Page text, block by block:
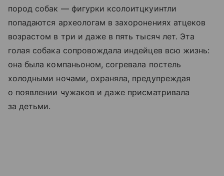
пород собак — фигурки кcoлоитцкуинтли
попадаются археологам в захоронениях атцеков
возрастом в три и даже в пять тысяч лет. Эта
голая собака сопровождала индейцев всю жизнь:
она была компаньоном, согревала постель
холодными ночами, охраняла, предупреждая
о появлении чужаков и даже присматривала
за детьми.